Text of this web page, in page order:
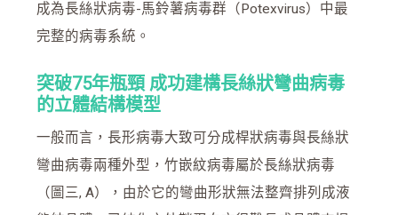
成為長絲狀病毒-馬鈴薯病毒群（Potexvirus）中最
完整的病毒系統。
突破75年瓶頸 成功建構長絲狀彎曲病毒
的立體結構模型
一般而言，長形病毒大致可分成桿狀病毒與長絲狀
彎曲病毒兩種外型，竹嵌紋病毒屬於長絲狀病毒
（圖三, A），由於它的彎曲形狀無法整齊排列成液